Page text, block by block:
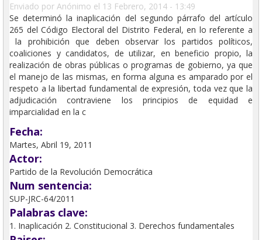
Enviado por Anónimo el 13 Febrero, 2014 - 13:49
Se determinó la inaplicación del segundo párrafo del artículo
265 del Código Electoral del Distrito Federal, en lo referente a
la prohibición que deben observar los partidos políticos,
coaliciones y candidatos, de utilizar, en beneficio propio, la
realización de obras públicas o programas de gobierno, ya que
el manejo de las mismas, en forma alguna es amparado por el
respeto a la libertad fundamental de expresión, toda vez que la
adjudicación contraviene los principios de equidad e
imparcialidad en la c
Fecha:
Martes, Abril 19, 2011
Actor:
Partido de la Revolución Democrática
Num sentencia:
SUP-JRC-64/2011
Palabras clave:
1. Inaplicación 2. Constitucional 3. Derechos fundamentales